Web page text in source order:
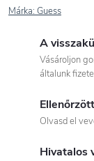
Márka: Guess
A
Vásároljon
általunk
Olvasd el
Hivatalos